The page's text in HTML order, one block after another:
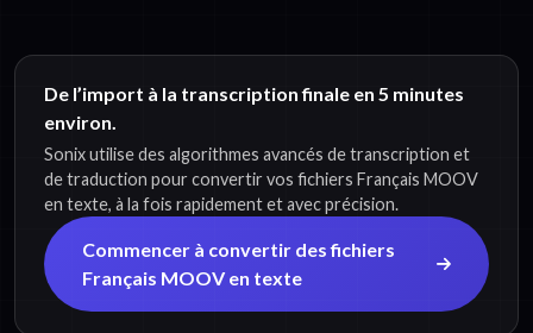
De l’import à la transcription finale en 5 minutes
environ.
Sonix utilise des algorithmes avancés de transcription et
de traduction pour convertir vos fichiers Français MOOV
en texte, à la fois rapidement et avec précision.
Commencer à convertir des fichiers
Français MOOV en texte